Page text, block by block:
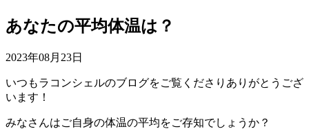
あなたの平均体温は？
2023年08月23日
いつもラコンシェルのブログをご覧くださりありがとうござ
います！
みなさんはご自身の体温の平均をご存知でしょうか？